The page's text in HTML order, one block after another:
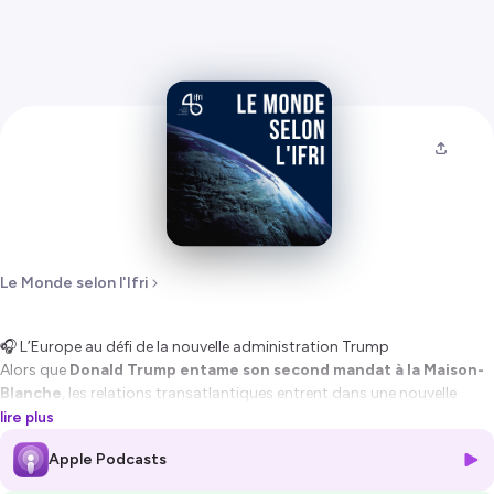
Le Monde selon l'Ifri
🎧L’Europe au défi de la nouvelle administration Trump
Alors que Donald Trump entame son second mandat à la Maison-
Blanche , les relations transatlantiques entrent dans une nouvelle
phase d’incertitude. L’Europe, bousculée dans ses certitudes, se
trouve confrontée à un double impératif : comprendre la nouvelle
posture stratégique des États-Unis et définir les contours de sa
lire plus
Apple Podcasts